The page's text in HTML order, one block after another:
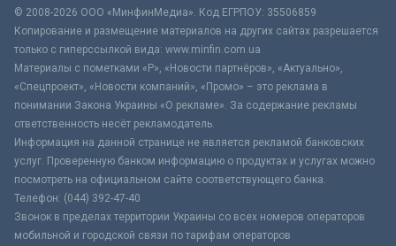
© 2008-2026 ООО «МинфинМедиа». Код ЕГРПОУ: 35506859
Копирование и размещение материалов на других сайтах разрешается
только с гиперссылкой вида: www.minfin.com.ua
Материалы с пометками «Р», «Новости партнёров», «Актуально»,
«Спецпроект», «Новости компаний», «Промо» – это реклама в
понимании Закона Украины «О рекламе». За содержание рекламы
ответственность несёт рекламодатель.
Информация на данной странице не является рекламой банковских
услуг. Проверенную банком информацию о продуктах и услугах можно
посмотреть на официальном сайте соответствующего банка.
Телефон: (044) 392-47-40
Звонок в пределах территории Украины со всех номеров операторов
мобильной и городской связи по тарифам операторов